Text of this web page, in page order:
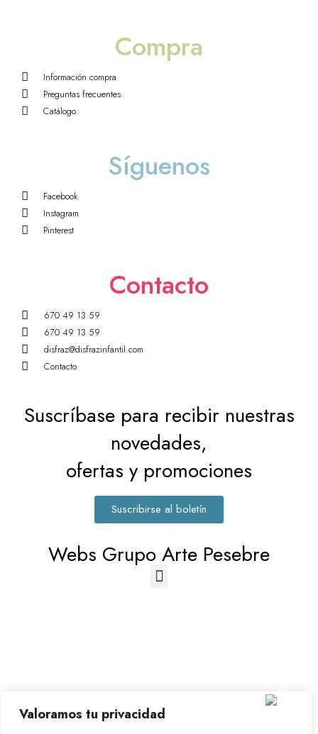
Valoramos tu privacidad
Compra
Información compra
Preguntas frecuentes
Catálogo
Síguenos
Facebook
Instagram
Pinterest
Contacto
670 49 13 59
670 49 13 59
disfraz@disfrazinfantil.com
Contacto
Suscríbase para recibir nuestras
novedades,
ofertas y promociones
Suscribirse al boletín
Webs Grupo Arte Pesebre
Grupo Arte Pesebre